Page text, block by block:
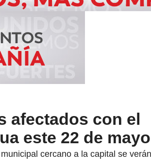
afectados con el
este 22 de
cercano a la capital se